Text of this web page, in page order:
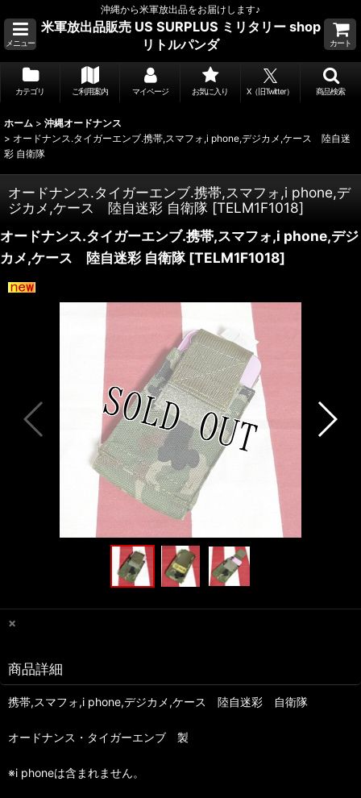
沖縄から米軍放出品をお届けします♪
メニュー
米軍放出品販売 US SURPLUS ミリタリー shop
リトルパンダ
カート
カテゴリ ご利用案内 マイページ お気に入り X（旧Twitter） 商品検索
ホーム > 沖縄オードナンス
> オードナンス.タイガーエンブ.携帯,スマフォ,i phone,デジカメ,ケース 陸自迷
彩 自衛隊
オードナンス.タイガーエンブ.携帯,スマフォ,i phone,デ
ジカメ,ケース 陸自迷彩 自衛隊 [TELM1F1018]
オードナンス.タイガーエンブ.携帯,スマフォ,i phone,デジ
カメ,ケース 陸自迷彩 自衛隊 [TELM1F1018]
×
商品詳細
携帯,スマフォ,i phone,デジカメ,ケース 陸自迷彩 自衛隊
オードナンス・タイガーエンブ 製
※i phoneは含まれません。